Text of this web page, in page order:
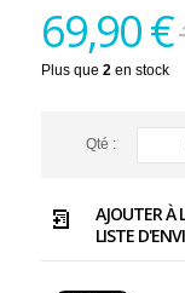
69,90 €
Plus que 2 en stock
Qté :
AJOUTER À
LISTE